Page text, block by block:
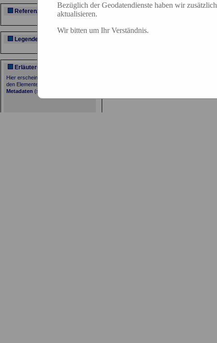
Bezüglich der Geodatendienste haben wir
aktualisieren.
Wir bitten um Ihr Verständnis.